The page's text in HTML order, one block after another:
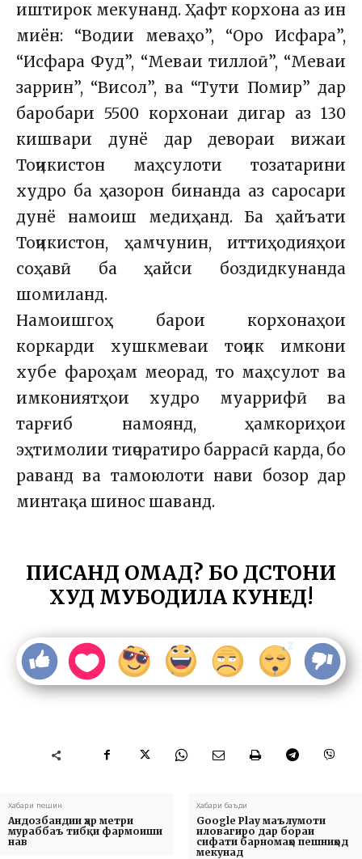
иштирок мекунанд. Ҳафт корхона аз ин
миён: “Водии меваҳо”, “Оро Исфара”,
“Исфара Фуд”, “Меваи тиллоӣ”, “Меваи
заррин”, “Висол”, ва “Тути Помир” дар
баробари 5500 корхонаи дигар аз 130
кишвари дунё дар девораи вижаи
Тоҷикистон маҳсулоти тозатарини
худро ба ҳазорон бинанда аз саросари
дунё намоиш медиҳанд. Ба ҳайъати
Тоҷикистон, ҳамчунин, иттиҳодияҳои
соҳавӣ ба ҳайси боздидкунанда
шомиланд.
Намоишгоҳ барои корхонаҳои
коркарди хушкмеваи тоҷик имкони
хубе фароҳам меорад, то маҳсулот ва
имкониятҳои худро муаррифӣ ва
тарғиб намоянд, ҳамкориҳои
эҳтимолии тиҷоратиро баррасӣ карда, бо
раванд ва тамоюлоти нави бозор дар
минтақа шинос шаванд.
ПИСАНД ОМАД? БО ДӮСТОНИ
ХУД МУБОДИЛА КУНЕД!
Хабари пешин
Андозбандии ҳар метри
мураббаъ тибқи фармоиши
нав
Хабари баъди
Google Play маълумоти
иловагиро дар бораи
сифати барномаҳо пешниҳод
мекунад